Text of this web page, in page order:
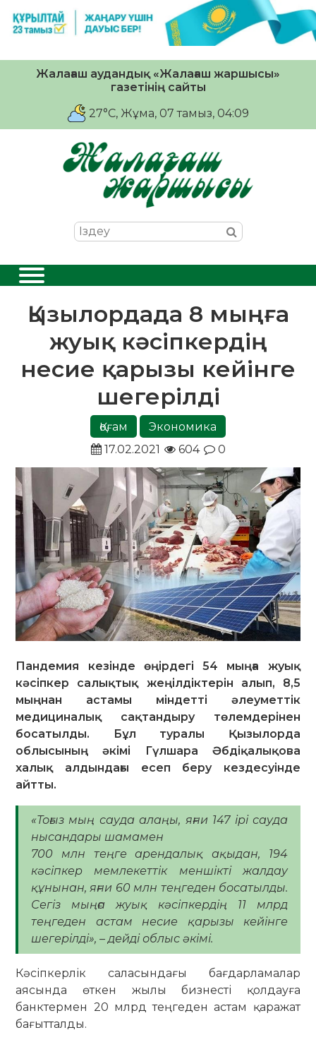
Жалағаш аудандық «Жалағаш жаршысы»
газетінің сайты
27°C, Жұма, 07 тамыз, 04:09
Қызылордада 8 мыңға
жуық кәсіпкердің
несие қарызы кейінге
шегерілді
Қоғам
Экономика
17.02.2021
604 0
Пандемия кезінде өңірдегі 54 мыңға жуық
кәсіпкер салықтық жеңілдіктерін алып, 8,5
мыңнан астамы міндетті әлеуметтік
медициналық сақтандыру төлемдерінен
босатылды. Бұл туралы Қызылорда
облысының әкімі Гүлшара Әбдіқалықова
халық алдындағы есеп беру кездесуінде
айтты.
«Тоғыз мың сауда алаңы, яғни 147 ірі сауда
нысандары шамамен
700 млн теңге арендалық ақыдан, 194
кәсіпкер мемлекеттік меншікті жалдау
құнынан, яғни 60 млн теңгеден босатылды.
Сегіз мыңға жуық кәсіпкердің 11 млрд
теңгеден астам несие қарызы кейінге
шегерілді», – дейді облыс әкімі.
Кәсіпкерлік саласындағы бағдарламалар
аясында өткен жылы бизнесті қолдауға
банктермен 20 млрд теңгеден астам қаражат
бағытталды.